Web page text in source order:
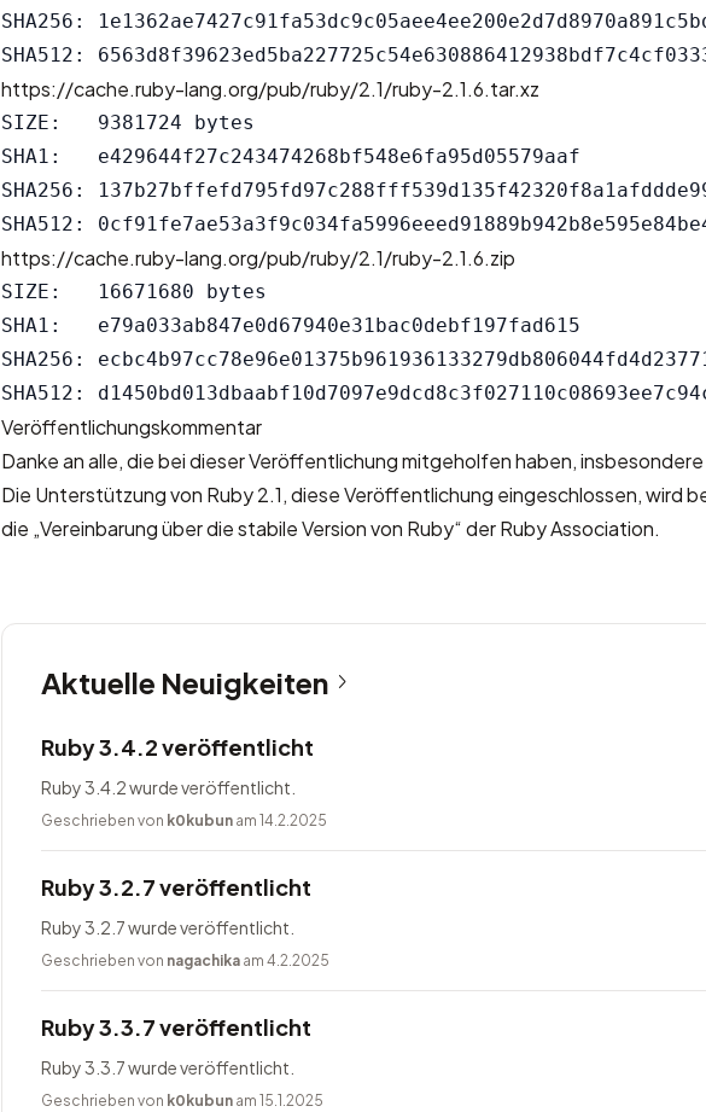
SHA256:
https://cache.ruby-lang.org/pub/ruby/2.1/ruby-2.1.6.tar.xz
SIZE:   9381724 bytes
SHA1:   e429644f27c243474268bf548e6fa95d05579aaf
SHA256:
https://cache.ruby-lang.org/pub/ruby/2.1/ruby-2.1.6.zip
SIZE:   16671680 bytes
SHA1:   e79a033ab847e0d67940e31bac0debf197fad615
SHA256:
Veröffentlichungskommentar
Danke an alle, die bei dieser Veröffentlichung mitgeholfen haben,
Die Unterstützung von Ruby 2.1, diese Veröffentlichung eingeschlossen, wird
die „Vereinbarung über die stabile Version von Ruby“der Ruby Association.
Aktuelle Neuigkeiten
Ruby 3.4.2 veröffentlicht
Ruby 3.4.2 wurde veröffentlicht.
Geschrieben von k0kubun am 14.2.2025
Ruby 3.2.7 veröffentlicht
Ruby 3.2.7 wurde veröffentlicht.
Geschrieben von nagachika am 4.2.2025
Ruby 3.3.7 veröffentlicht
Ruby 3.3.7 wurde veröffentlicht.
Geschrieben von k0kubun am 15.1.2025